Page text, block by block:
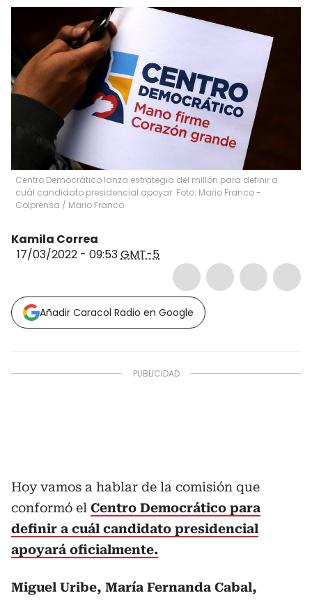
Centro Democrático lanza estrategia del millón para definir a
cuál candidato presidencial apoyar. Foto: Mario Franco -
Colprensa / Mario Franco
Kamila Correa
17/03/2022 - 09:53GMT-5
Añadir Caracol Radio en Google
Hoy vamos a hablar de la comisión que
conformó el Centro Democrático para
definir a cuál candidato presidencial
apoyará oficialmente.
Miguel Uribe, María Fernanda Cabal,